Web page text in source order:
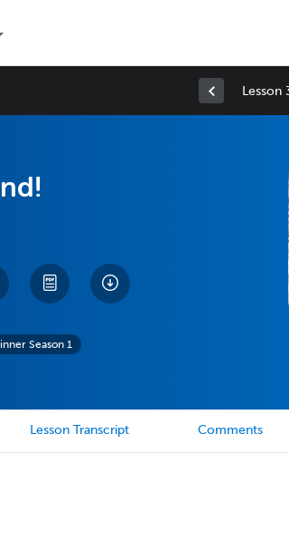
Lesson
Season 1
Lesson Transcript Comments